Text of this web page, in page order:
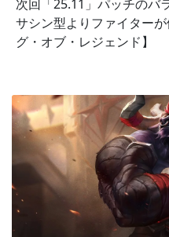
次回「25.11」パッチの
サシン型よりファイター
グ・オブ・レジェンド】